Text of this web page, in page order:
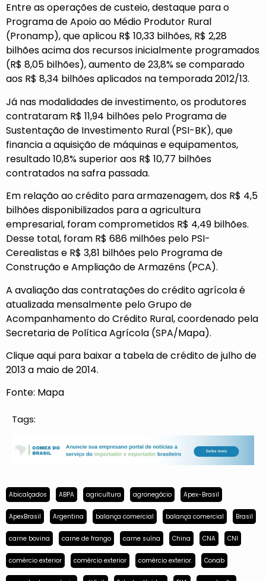
Entre as operações de custeio, destaque para o
Programa de Apoio ao Médio Produtor Rural
(Pronamp), que aplicou R$ 10,33 bilhões, R$ 2,28
bilhões acima dos recursos inicialmente programados
(R$ 8,05 bilhões), aumento de 23,8% se comparado
aos R$ 8,34 bilhões aplicados na temporada 2012/13.
Já nas modalidades de investimento, os produtores
contrataram R$ 11,94 bilhões pelo Programa de
Sustentação de Investimento Rural (PSI-BK), que
financia a aquisição de máquinas e equipamentos,
resultado 10,8% superior aos R$ 10,77 bilhões
contratados na safra passada.
Em relação ao crédito para armazenagem, dos R$ 4,5
bilhões disponibilizados para a agricultura
empresarial, foram comprometidos R$ 4,49 bilhões.
Desse total, foram R$ 686 milhões pelo PSI-
Cerealistas e R$ 3,81 bilhões pelo Programa de
Construção e Ampliação de Armazéns (PCA).
A avaliação das contratações do crédito agrícola é
atualizada mensalmente pelo Grupo de
Acompanhamento do Crédito Rural, coordenado pela
Secretaria de Política Agrícola (SPA/Mapa).
Cliqueaqui para baixar a tabela de crédito de julho de
2013 a maio de 2014.
Fonte: Mapa
Tags:
Abicalçados ABPA agricultura agronegócio Apex-Brasil
ApexBrasil Argentina balança comercial balança comercial Brasil
carne bovina carne de frango carne suína China CNA CNI
comércio exterior comércio exterior comércio exterior. Conab